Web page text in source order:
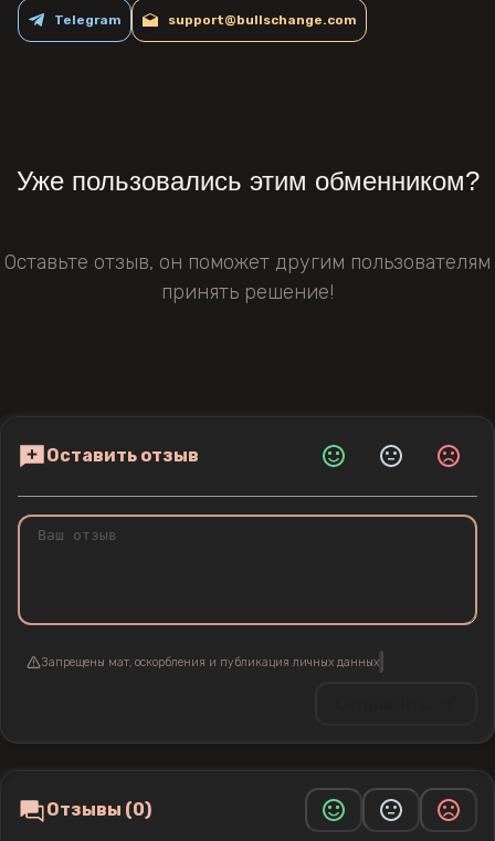
Telegram support@bullschange.com
Уже пользовались этим обменником?
Оставьте отзыв, он поможет другим пользователям
принять решение!
Оставить отзыв
Запрещены мат, оскорбления и публикация личных данных
Отзывы (0)